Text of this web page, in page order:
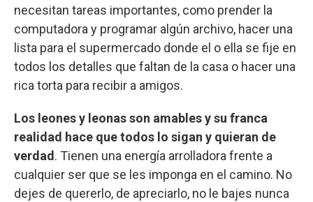
necesitan tareas importantes, como prender la
computadora y programar algún archivo, hacer una
lista para el supermercado donde el o ella se fije en
todos los detalles que faltan de la casa o hacer una
rica torta para recibir a amigos.
Los leones y leonas son amables y su franca
realidad hace que todos lo sigan y quieran de
verdad. Tienen una energía arrolladora frente a
cualquier ser que se les imponga en el camino. No
dejes de quererlo, de apreciarlo, no le bajes nunca